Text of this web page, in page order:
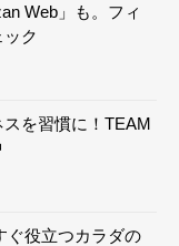
Web」も。フィ
ク
を習慣に！TEAM
ぐ役立つカラダの